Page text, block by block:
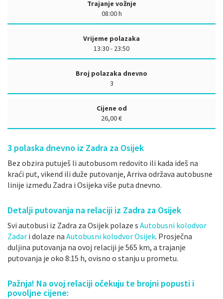
Trajanje vožnje
08:00 h
Vrijeme polazaka
13:30 - 23:50
Broj polazaka dnevno
3
Cijene od
26,00 €
3 polaska dnevno iz Zadra za Osijek
Bez obzira putuješ li autobusom redovito ili kada ideš na
kraći put, vikend ili duže putovanje, Arriva održava autobusne
linije između Zadra i Osijeka više puta dnevno.
Detalji putovanja na relaciji iz Zadra za Osijek
Svi autobusi iz Zadra za Osijek polaze s Autobusni kolodvor
Zadar i dolaze na Autobusni kolodvor Osijek. Prosječna
duljina putovanja na ovoj relaciji je 565 km, a trajanje
putovanja je oko 8:15 h, ovisno o stanju u prometu.
Pažnja! Na ovoj relaciji očekuju te brojni popusti i
povoljne cijene: